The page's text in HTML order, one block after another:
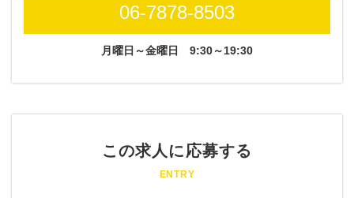
06-7878-8503
月曜日～金曜日 9:30～19:30
この求人に応募する
ENTRY